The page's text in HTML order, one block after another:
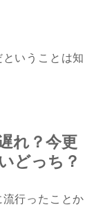
いうことは知
れ？今更
どっち？
行ったことか